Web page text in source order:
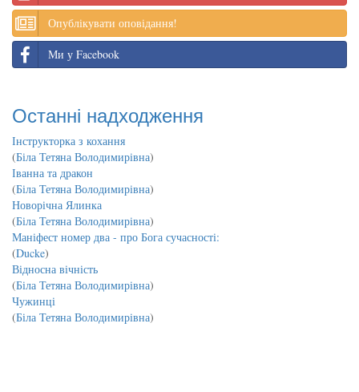
Опублікувати оповідання!
Ми у Facebook
Останні надходження
Інструкторка з кохання
(Біла Тетяна Володимирівна)
Іванна та дракон
(Біла Тетяна Володимирівна)
Новорічна Ялинка
(Біла Тетяна Володимирівна)
Маніфест номер два - про Бога сучасності:
(Ducke)
Відносна вічність
(Біла Тетяна Володимирівна)
Чужинці
(Біла Тетяна Володимирівна)